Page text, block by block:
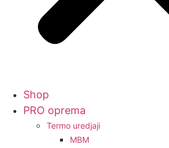
Shop
PRO oprema
Termo uredjaji
MBM